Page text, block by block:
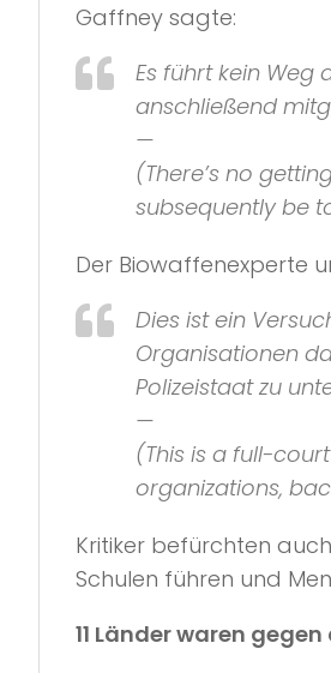
Gaffney sagte:
Es führt kein Weg
anschließend
—
(There’s no
subsequently be
Der Biowaffenexperte
Dies ist ein
Organisationen
Polizeistaat zu
—
(This is a full-
organizations,
Kritiker befürchten
Schulen führen und
11 Länder waren